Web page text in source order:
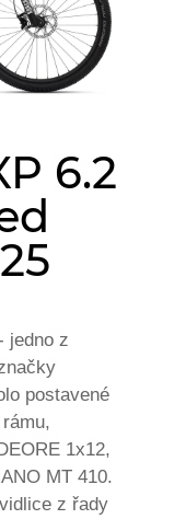
6.2
jedno z
postavené
1x12,
MT 410.
z řady